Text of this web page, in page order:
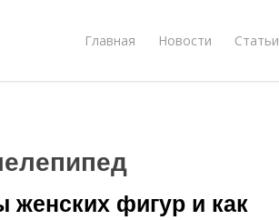
Главная Новости Статьи
женских фигур и как